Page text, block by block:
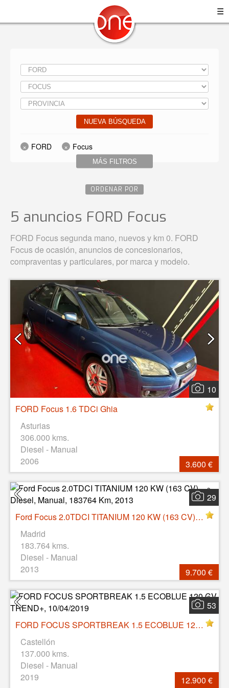
☰
NUEVA BÚSQUEDA
MÁS FILTROS
FORD Focus
ORDENAR POR
5 anuncios FORD Focus
FORD Focus segunda mano, nuevos y km 0. FORD
Focus de ocasión, anuncios de concesionarios,
compraventas y particulares, por marca y modelo.
10
FORD Focus 1.6 TDCi Ghia
Asturias
306.000 kms.
Diesel - Manual
2006
3.600 €
29
Ford Focus 2.0TDCI TITANIUM 120 KW (163 CV), Diesel, Manual, 183764 Km, 2013
Madrid
183.764 kms.
Diesel - Manual
2013
9.700 €
53
FORD FOCUS SPORTBREAK 1.5 ECOBLUE 120 CV TREND+, 10/04/2019
Castellón
137.000 kms.
Diesel - Manual
2019
12.900 €